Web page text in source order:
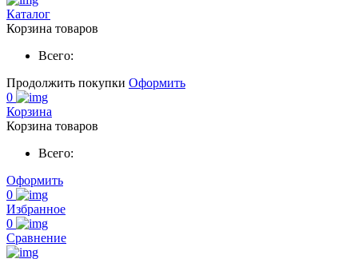
Каталог
Корзина товаров
Всего:
Продолжить покупки Оформить
0
Корзина
Корзина товаров
Всего:
Оформить
0
Избранное
0
Сравнение